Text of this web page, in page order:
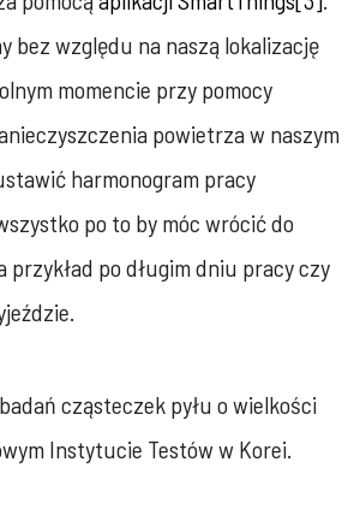
bez względu na naszą lokalizację
momencie przy pomocy
powietrza w naszym
harmonogram pracy
po to by móc wrócić do
przykład po długim dniu pracy czy
cząsteczek pyłu o wielkości
Instytucie Testów w Korei.